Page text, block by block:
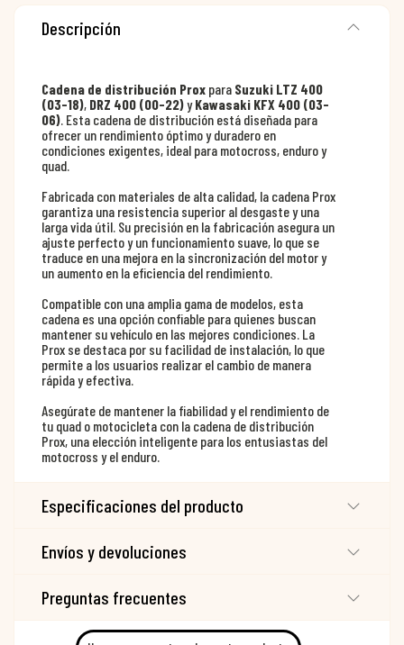
Descripción
Cadena de distribución Prox para Suzuki LTZ 400
(03-18), DRZ 400 (00-22)yKawasaki KFX 400 (03-
06). Esta cadena de distribución está diseñada para
ofrecer un rendimiento óptimo y duradero en
condiciones exigentes, ideal para motocross, enduro y
quad.
Fabricada con materiales de alta calidad, la cadena Prox
garantiza una resistencia superior al desgaste y una
larga vida útil. Su precisión en la fabricación asegura un
ajuste perfecto y un funcionamiento suave, lo que se
traduce en una mejora en la sincronización del motor y
un aumento en la eficiencia del rendimiento.
Compatible con una amplia gama de modelos, esta
cadena es una opción confiable para quienes buscan
mantener su vehículo en las mejores condiciones. La
Prox se destaca por su facilidad de instalación, lo que
permite a los usuarios realizar el cambio de manera
rápida y efectiva.
Asegúrate de mantener la fiabilidad y el rendimiento de
tu quad o motocicleta con la cadena de distribución
Prox, una elección inteligente para los entusiastas del
motocross y el enduro.
Especificaciones del producto
Envíos y devoluciones
Preguntas frecuentes